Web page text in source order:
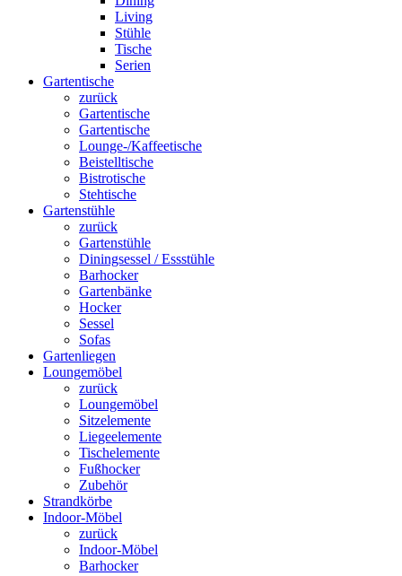
Living
Stühle
Tische
Serien
Gartentische
zurück
Gartentische
Gartentische
Lounge-/Kaffeetische
Beistelltische
Bistrotische
Stehtische
Gartenstühle
zurück
Gartenstühle
Diningsessel / Essstühle
Barhocker
Gartenbänke
Hocker
Sessel
Sofas
Gartenliegen
Loungemöbel
zurück
Loungemöbel
Sitzelemente
Liegeelemente
Tischelemente
Fußhocker
Zubehör
Strandkörbe
Indoor-Möbel
zurück
Indoor-Möbel
Barhocker